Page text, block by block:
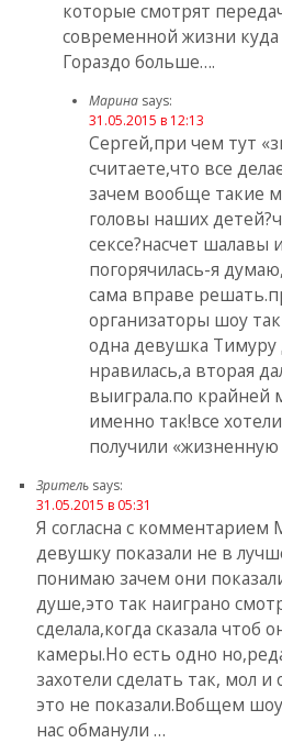
которые смотрят
современной жизни
Гораздо больше….
Марина says:
31.05.2015 в 12:13
Сергей,при чем тут
считаете,что все
зачем вообще такие
головы наших
сексе?насчет шалавы
погорячилась-я
сама вправе
организаторы шоу
одна девушка Тимуру
нравилась,а вторая
выиграла.по крайней
именно так!все
получили
Зритель says:
31.05.2015 в 05:31
Я согласна с
девушку показали не в
понимаю зачем они
душе,это так наиграно
сделала,когда сказала чтоб
камеры.Но есть одно
захотели сделать так, мол и
это не показали.Вобщем
нас обманули …